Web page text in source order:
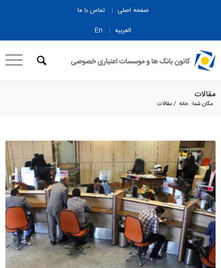
صفحه اصلی
تماس با ما
العربیه
En
مقالات
مکان شما: خانه / مقالات